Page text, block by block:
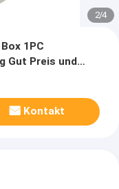
2/4
1PC
Gut Preis und
Kontakt